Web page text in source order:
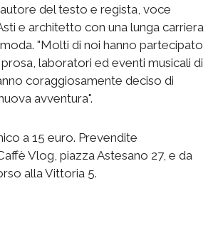
del testo e regista, voce
e architetto con una lunga carriera
"Molti di noi hanno partecipato
laboratori ed eventi musicali di
coraggiosamente deciso di
avventura".
a 15 euro. Prevendite
Vlog, piazza Astesano 27, e da
alla Vittoria 5.